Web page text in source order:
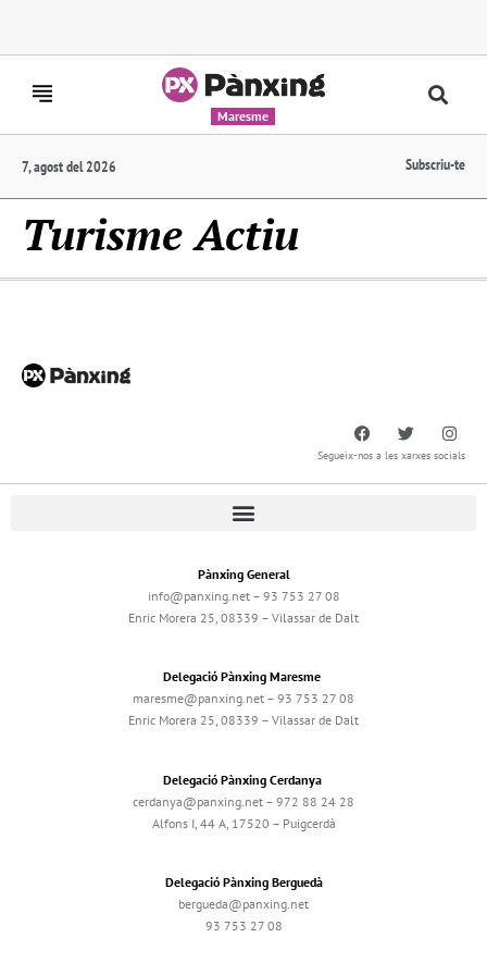
Maresme
7, agost del 2026 Subscriu-te
Turisme Actiu
Segueix-nos a les xarxes socials
Pànxing General
info@panxing.net – 93 753 27 08
Enric Morera 25, 08339 – Vilassar de Dalt
Delegació Pànxing Maresme
maresme@panxing.net – 93 753 27 08
Enric Morera 25, 08339 – Vilassar de Dalt
Delegació Pànxing Cerdanya
cerdanya@panxing.net – 972 88 24 28
Alfons I, 44 A, 17520 – Puigcerdà
Delegació Pànxing Berguedà
bergueda@panxing.net
93 753 27 08